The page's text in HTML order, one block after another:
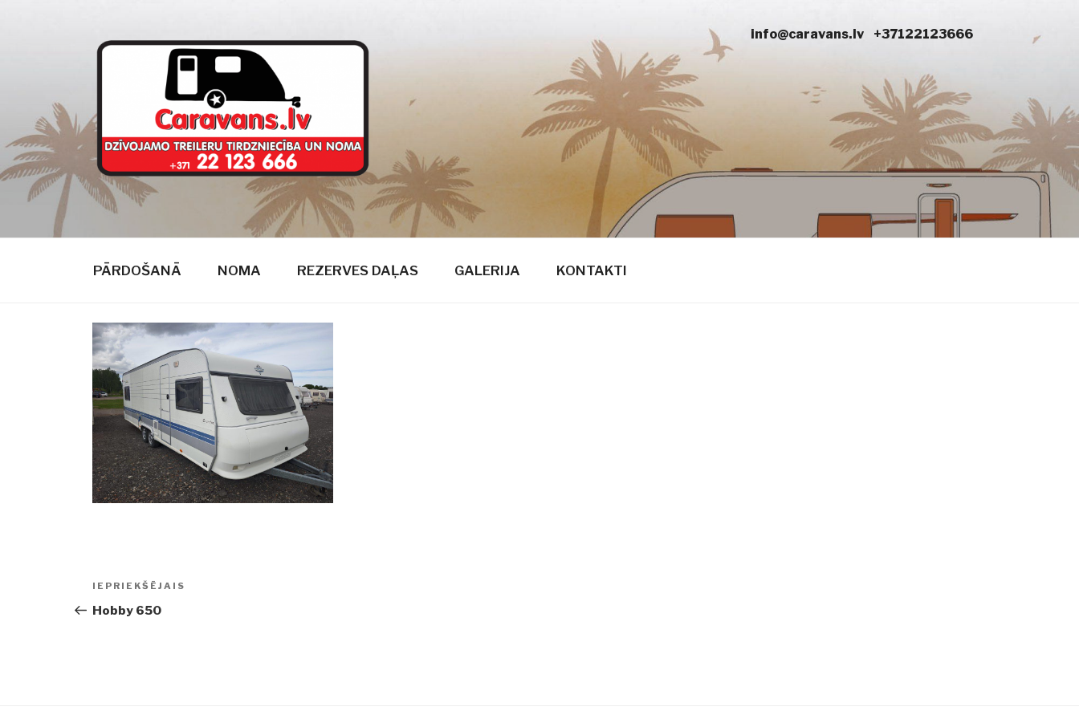
CARAVANS
dzīvojamie treileri
PĀRDOŠANĀ NOMA REZERVES DAĻAS GALERIJA KONTAKTI
Ziņu
izvēlne
Iepriekšējā
ziņa:
IEPRIEKŠĒJAIS
Hobby 650
info@caravans.lv +37122123666